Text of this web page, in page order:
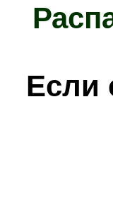
Если